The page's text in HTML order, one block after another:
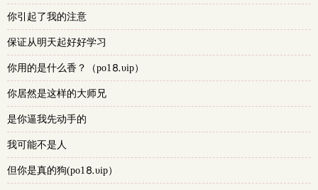
你引起了我的注意
保证从明天起好好学习
你用的是什么香？（po1⒏υip）
你居然是这样的大师兄
是你逼我先动手的
我可能不是人
但你是真的狗(po1⒏υip）